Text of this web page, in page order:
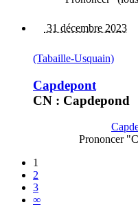
31 décembre 2023
(Tabaille-Usquain)
Capdepont
CN : Capdepond
Prononcer
1
2
3
∞